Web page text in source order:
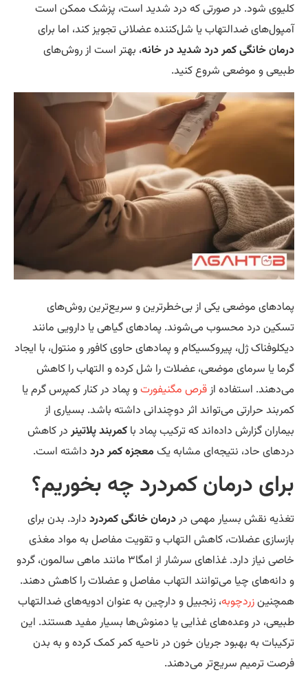
شود. در صورتی که درد شدید است، پزشک ممکن است
ضدالتهاب یا شل‌کننده عضلانی تجویز کند، اما برای
خانگی کمر درد شدید در خانه، بهتر است از روش‌های
و موضعی شروع کنید.
موضعی یکی از بی‌خطرترین و سریع‌ترین روش‌های
درد محسوب می‌شوند. پمادهای گیاهی یا دارویی مانند
ژل، پیروکسیکام و پمادهای حاوی کافور و منتول، با ایجاد
یا سرمای موضعی، عضلات را شل کرده و التهاب را کاهش
استفاده ازقرص مگنیفورتو پماد در کنار کمپرس گرم یا
حرارتی می‌تواند اثر دوچندانی داشته باشد. بسیاری از
گزارش داده‌اند که ترکیب پماد باکمربند پلاتینردر کاهش
حاد، نتیجه‌ای مشابه یکمعجزه کمر دردداشته است.
درمان کمردرد چه بخوریم؟
نقش بسیار مهمی دردرمان خانگی کمردرددارد. بدن برای
عضلات، کاهش التهاب و تقویت مفاصل به مواد مغذی
خاصی نیاز دارد. غذاهای سرشار از امگا۳ مانند ماهی سالمون، گردو
چیا می‌توانند التهاب مفاصل و عضلات را کاهش دهند.
زردچوبه، زنجبیل و دارچین به عنوان ادویه‌های ضدالتهاب
در وعده‌های غذایی یا دمنوش‌ها بسیار مفید هستند. این
به بهبود جریان خون در ناحیه کمر کمک کرده و به بدن
ترمیم سریع‌تر می‌دهند.